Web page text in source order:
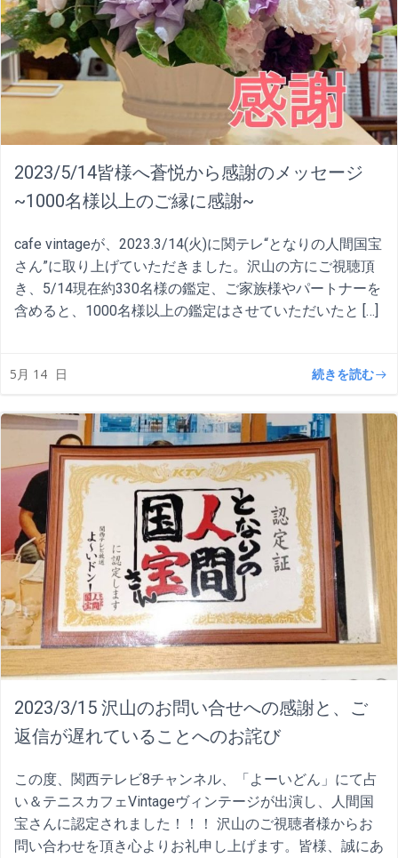
2023/5/14皆様へ蒼悦から感謝のメッセージ
~1000名様以上のご縁に感謝~
cafe vintageが、2023.3/14(火)に関テレ“となりの人間国宝
さん”に取り上げていただきました。沢山の方にご視聴頂
き、5/14現在約330名様の鑑定、ご家族様やパートナーを
含めると、1000名様以上の鑑定はさせていただいたと […]
5月 14 日 続きを読む
2023/3/15 沢山のお問い合せへの感謝と、ご
返信が遅れていることへのお詫び
この度、関西テレビ8チャンネル、「よーいどん」にて占
い＆テニスカフェVintageヴィンテージが出演し、人間国
宝さんに認定されました！！！ 沢山のご視聴者様からお
問い合わせを頂き心よりお礼申し上げます。皆様、誠にあ